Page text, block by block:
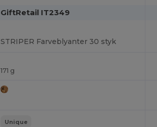
GiftRetail IT2349
STRIPER Farveblyanter 30 styk
171 g
Unique